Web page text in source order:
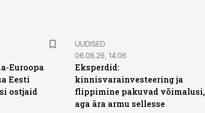
Euroopa
Eesti
ostjaid
UUDISED
06.08.26, 14:06
Eksperdid:
kinnisvarainvesteering ja
flippimine pakuvad võimalusi,
aga ära armu sellesse